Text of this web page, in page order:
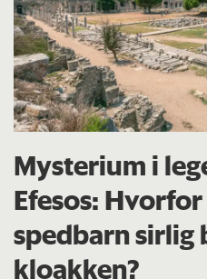
Mysterium i
Efesos:
spedbarn sirlig
kloakken?